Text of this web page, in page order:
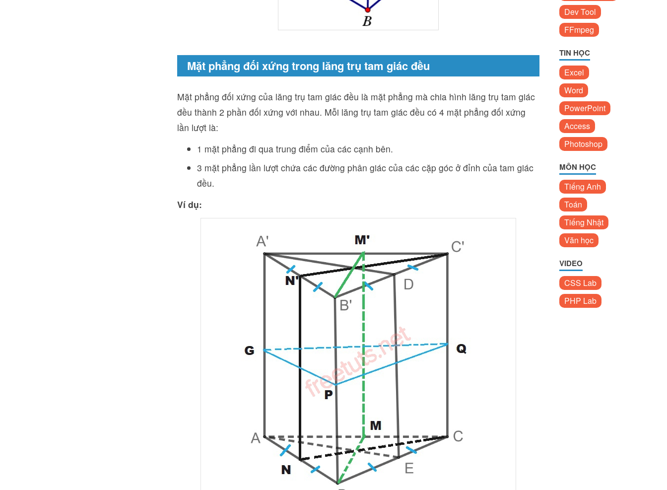
Mặt phẳng đối xứng trong lăng trụ tam giác đều
Mặt phẳng đối xứng của lăng trụ tam giác đều là mặt phẳng mà chia hình lăng trụ tam giác
đều thành 2 phần đối xứng với nhau. Mỗi lăng trụ tam giác đều có 4 mặt phẳng đối xứng
lần lượt là:
1 mặt phẳng đi qua trung điểm của các cạnh bên.
3 mặt phẳng lần lượt chứa các đường phân giác của các cặp góc ở đỉnh của tam giác
đều.
Ví dụ:
Dev Tool
FFmpeg
TIN HỌC
Excel
Word
PowerPoint
Access
Photoshop
MÔN HỌC
Tiếng Anh
Toán
Tiếng Nhật
Văn học
VIDEO
CSS Lab
PHP Lab